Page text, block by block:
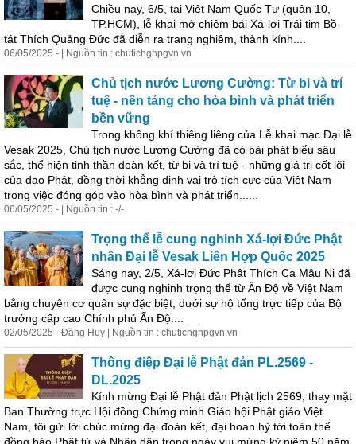
Chiều nay, 6/5, tại Việt Nam Quốc Tự (quận 10,
TP.HCM), lễ khai mở chiêm bái Xá-lợi Trái tim Bồ-
tát Thích Quảng Đức đã diễn ra trang nghiêm, thành kính....
06/05/2025 - | Nguồn tin : chutichghpgvn.vn
Chủ tịch nước Lương Cường: Từ bi và trí
tuệ - nền tảng cho hòa bình và phát triển
bền vững
Trong không khí thiêng liêng của Lễ khai mạc Đại lễ
Vesak 2025, Chủ tịch nước Lương Cường đã có bài phát biểu sâu
sắc, thể hiện tinh thần đoàn kết, từ bi và trí tuệ - những giá trị cốt lõi
của đạo Phật, đồng thời khẳng định vai trò tích cực của Việt Nam
trong việc đóng góp vào hòa bình và phát triển......
06/05/2025 - | Nguồn tin : -/-
Trọng thể lễ cung nghinh Xá-lợi Đức Phật
nhân Đại lễ Vesak Liên Hợp Quốc 2025
Sáng nay, 2/5, Xá-lợi Đức Phật Thích Ca Mâu Ni đã
được cung nghinh trọng thể từ Ấn Độ về Việt Nam
bằng chuyên cơ quân sự đặc biệt, dưới sự hộ tống trực tiếp của Bộ
trưởng cấp cao Chính phủ Ấn Độ....
02/05/2025 - Đăng Huy | Nguồn tin : chutichghpgvn.vn
Thông điệp Đại lễ Phật đản PL.2569 -
DL.2025
Kính mừng Đại lễ Phật đản Phật lịch 2569, thay mặt
Ban Thường trực Hội đồng Chứng minh Giáo hội Phật giáo Việt
Nam, tôi gửi lời chúc mừng đại đoàn kết, đại hoan hỷ tới toàn thể